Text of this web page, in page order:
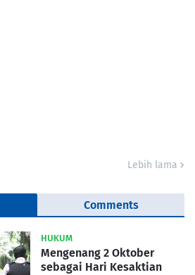
Lebih lama
Comments
HUKUM
Mengenang 2 Oktober
sebagai Hari Kesaktian